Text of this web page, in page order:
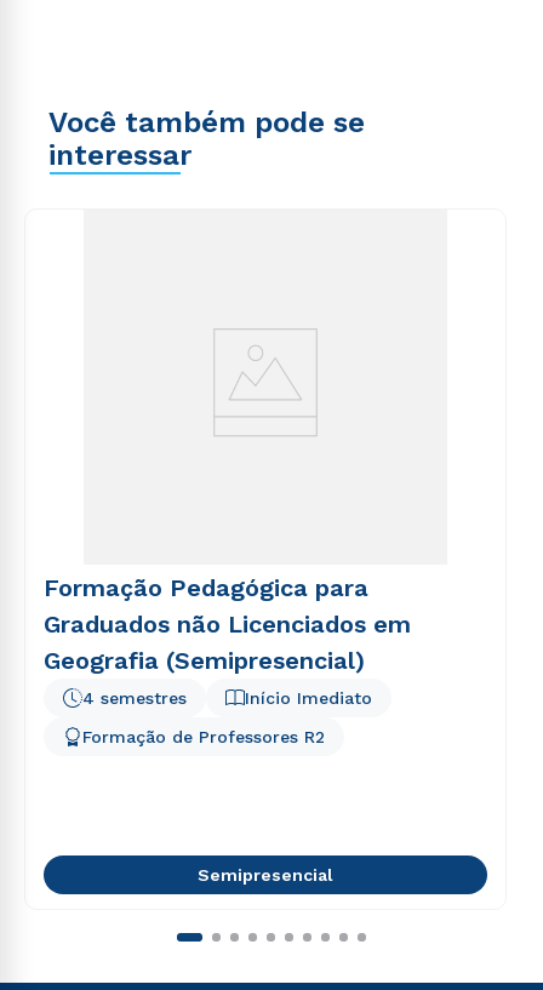
Você também pode se
interessar
Formação Pedagógica para
Graduados não Licenciados em
Geografia (Semipresencial)
Início Imediato
4 semestres
Formação de Professores R2
Semipresencial